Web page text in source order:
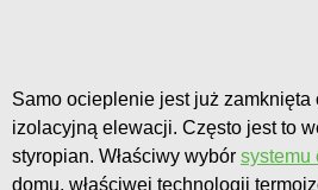
Samo ocieplenie jest już zamknięta
izolacyjną elewacji. Często jest to
styropian. Właściwy wybór systemu
domu, właściwej technologii